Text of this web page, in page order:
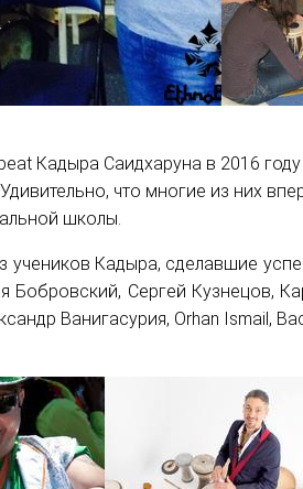
Кадыра Саидхаруна в 2016
что многие из них
школы.
учеников Кадыра, сделавшие
Бобровский, Сергей Кузнецов,
Ванигасурия, Orhan Ismail,